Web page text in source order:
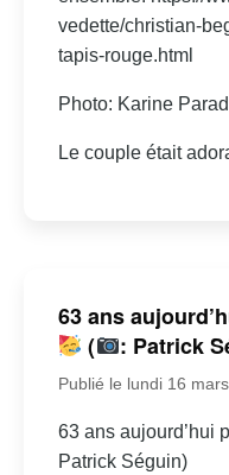
vedette/christian-
tapis-rouge.html
Photo: Karine
Le couple était
63 ans
(
: Patrick
Publié le lundi 16
63 ans aujourd’hui
Patrick Séguin)